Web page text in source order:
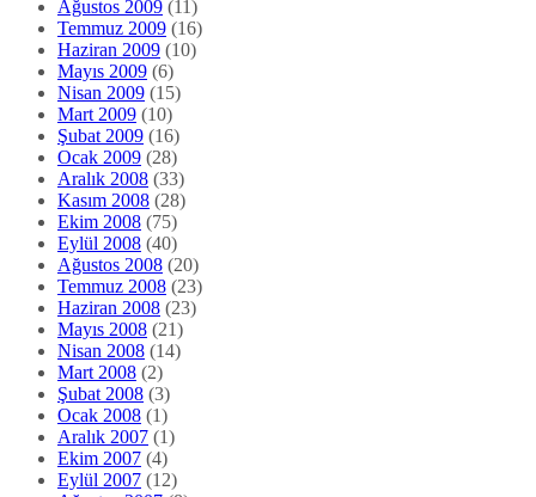
Ağustos 2009 (11)
Temmuz 2009 (16)
Haziran 2009 (10)
Mayıs 2009 (6)
Nisan 2009 (15)
Mart 2009 (10)
Şubat 2009 (16)
Ocak 2009 (28)
Aralık 2008 (33)
Kasım 2008 (28)
Ekim 2008 (75)
Eylül 2008 (40)
Ağustos 2008 (20)
Temmuz 2008 (23)
Haziran 2008 (23)
Mayıs 2008 (21)
Nisan 2008 (14)
Mart 2008 (2)
Şubat 2008 (3)
Ocak 2008 (1)
Aralık 2007 (1)
Ekim 2007 (4)
Eylül 2007 (12)